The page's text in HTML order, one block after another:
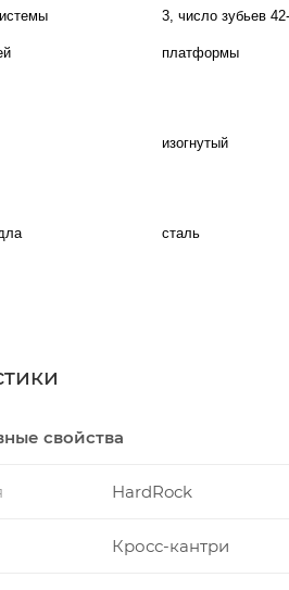
3, число зубьев
платформы
изогнутый
сталь
свойства
HardRock
Кросс-кантри